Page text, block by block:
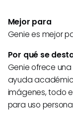
Mejor para
Genie es mejor
Por qué se
Genie ofrece
ayuda
imágenes, todo
para uso